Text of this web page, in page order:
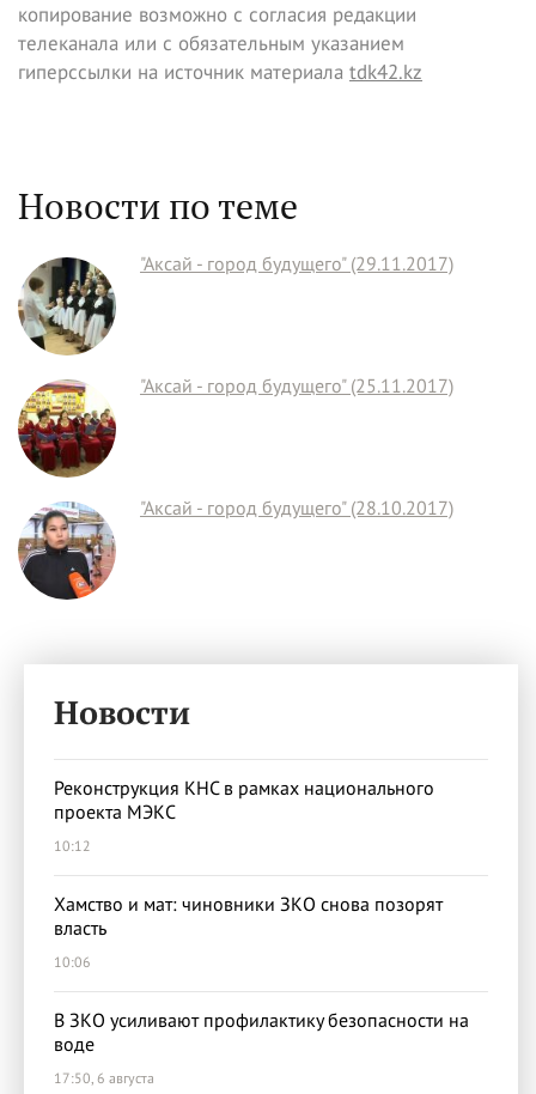
копирование возможно с согласия редакции
телеканала или с обязательным указанием
гиперссылки на источник материала tdk42.kz
Новости по теме
"Аксай - город будущего" (29.11.2017)
"Аксай - город будущего" (25.11.2017)
"Аксай - город будущего" (28.10.2017)
Новости
Реконструкция КНС в рамках национального
проекта МЭКС
10:12
Хамство и мат: чиновники ЗКО снова позорят
власть
10:06
В ЗКО усиливают профилактику безопасности на
воде
17:50, 6 августа